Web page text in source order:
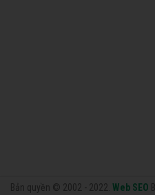
Bản quyền © 2002 - 2022. Web SEO